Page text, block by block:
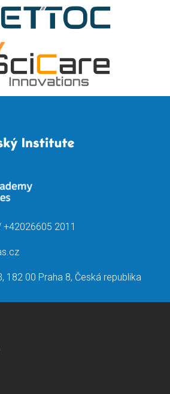
2011
182 00 Praha 8, Česká republika